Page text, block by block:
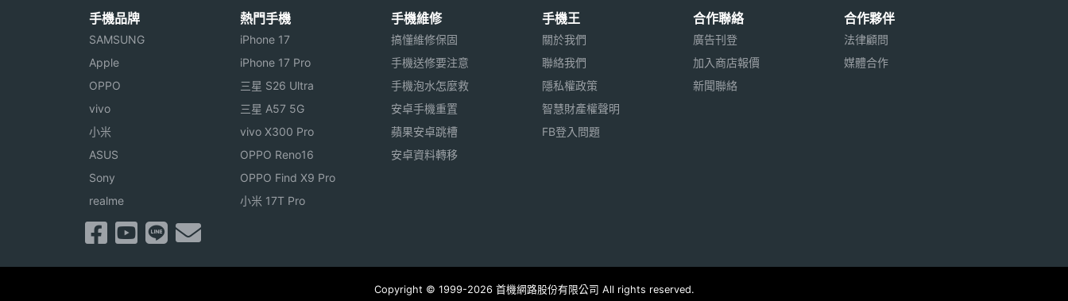
手機品牌
SAMSUNG
Apple
OPPO
vivo
小米
ASUS
Sony
realme
熱門手機
iPhone 17
iPhone 17 Pro
三星 S26 Ultra
三星 A57 5G
vivo X300 Pro
OPPO Reno16
OPPO Find X9 Pro
小米 17T Pro
手機維修
搞懂維修保固
手機送修要注意
手機泡水怎麼救
安卓手機重置
蘋果安卓跳槽
安卓資料轉移
手機王
關於我們
聯絡我們
隱私權政策
智慧財產權聲明
FB登入問題
合作聯絡
廣告刊登
加入商店報價
新聞聯絡
合作夥伴
法律顧問
媒體合作
Copyright © 1999-2026 首機網路股份有限公司 All rights reserved.